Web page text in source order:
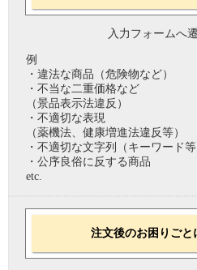
入力フォームへ
例
・違法な商品（危険物など）
・不当な二重価格など
（景品表示法違反）
・不適切な表現
（薬機法、健康増進法違反等）
・不適切な文字列（キーワード等
・公序良俗に反する商品
etc.
注文後のお困りごと